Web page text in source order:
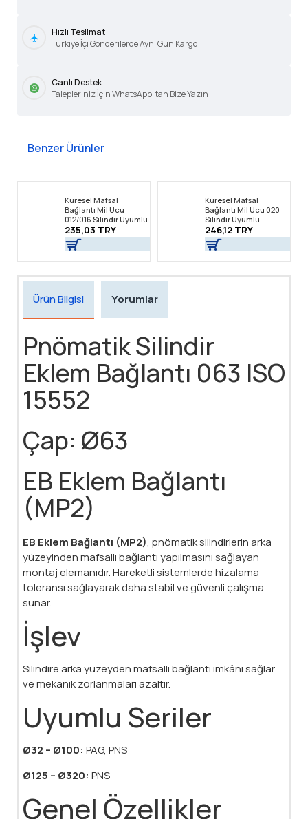
Hızlı Teslimat
Türkiye İçi Gönderilerde Aynı Gün Kargo
Canlı Destek
Talepleriniz İçin WhatsApp' tan Bize Yazın
Benzer Ürünler
Küresel Mafsal
Bağlantı Mil Ucu
012/016 Silindir Uyumlu
235,03 TRY
Küresel Mafsal
Bağlantı Mil Ucu 020
Silindir Uyumlu
246,12 TRY
Ürün Bilgisi Yorumlar
Pnömatik Silindir
Eklem Bağlantı 063 ISO
15552
Çap: Ø63
EB Eklem Bağlantı
(MP2)
EB Eklem Bağlantı (MP2), pnömatik silindirlerin arka
yüzeyinden mafsallı bağlantı yapılmasını sağlayan
montaj elemanıdır. Hareketli sistemlerde hizalama
toleransı sağlayarak daha stabil ve güvenli çalışma
sunar.
İşlev
Silindire arka yüzeyden mafsallı bağlantı imkânı sağlar
ve mekanik zorlanmaları azaltır.
Uyumlu Seriler
Ø32 – Ø100: PAG, PNS
Ø125 – Ø320: PNS
Genel Özellikler